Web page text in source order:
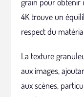
4K trouve un
respect du
La texture
aux images,
aux scènes,